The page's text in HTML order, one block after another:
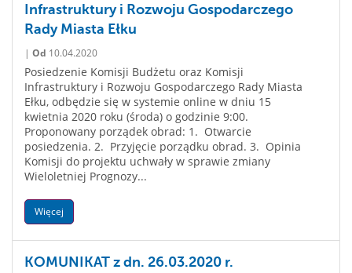
Infrastruktury i Rozwoju Gospodarczego
Rady Miasta Ełku
| Od 10.04.2020
Posiedzenie Komisji Budżetu oraz Komisji
Infrastruktury i Rozwoju Gospodarczego Rady Miasta
Ełku, odbędzie się w systemie online w dniu 15
kwietnia 2020 roku (środa) o godzinie 9:00.
Proponowany porządek obrad: 1. Otwarcie
posiedzenia. 2. Przyjęcie porządku obrad. 3. Opinia
Komisji do projektu uchwały w sprawie zmiany
Wieloletniej Prognozy...
Więcej
KOMUNIKAT z dn. 26.03.2020 r.